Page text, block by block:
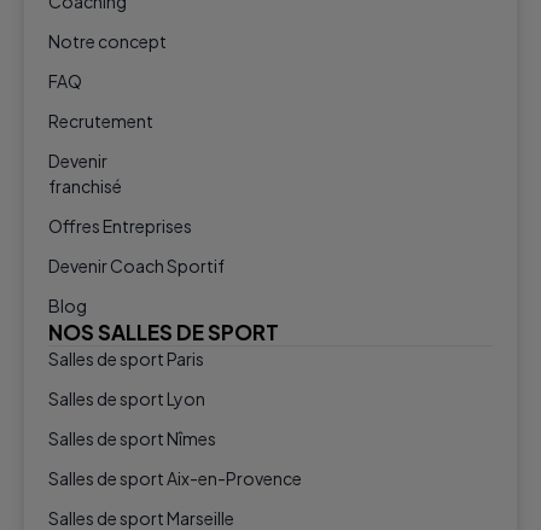
Notre concept
FAQ
Recrutement
Devenir
franchisé
Offres Entreprises
Devenir Coach Sportif
Blog
NOS SALLES DE SPORT
Salles de sport Paris
Salles de sport Lyon
Salles de sport Nîmes
Salles de sport Aix-en-Provence
Salles de sport Marseille